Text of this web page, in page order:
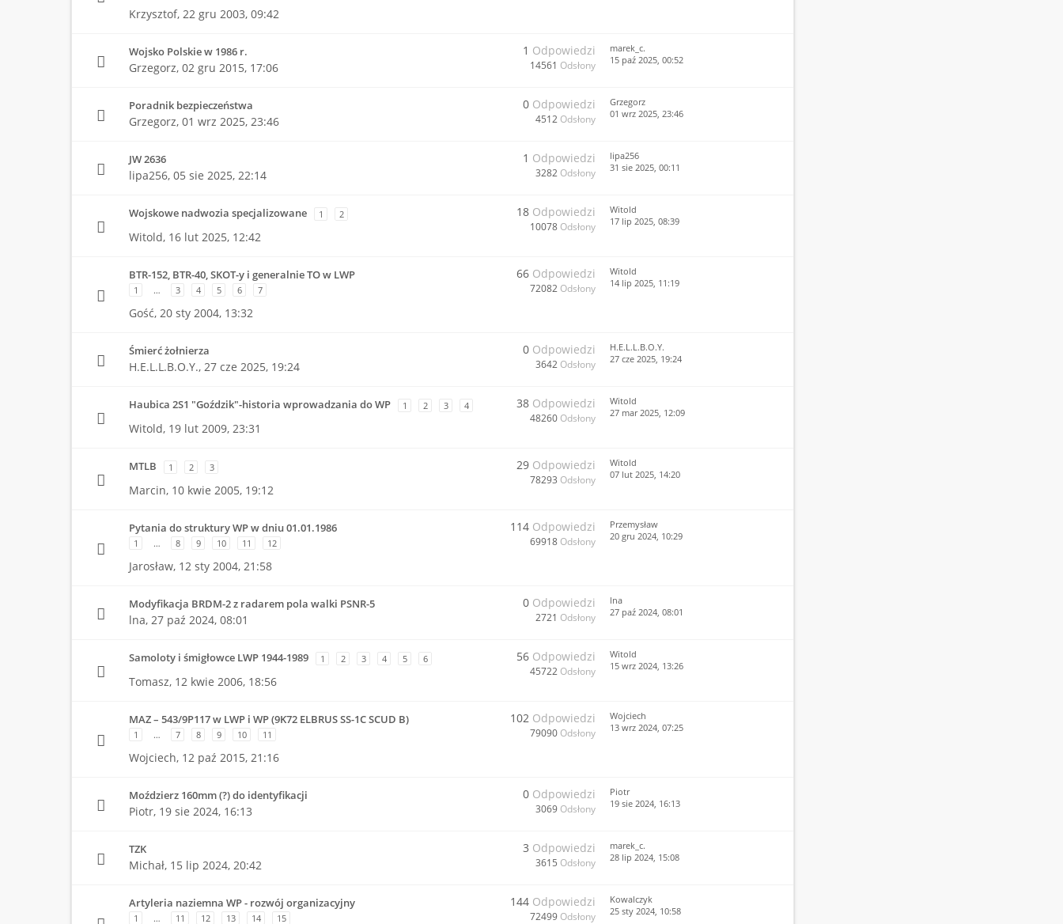
Krzysztof, 22 gru 2003, 09:42
Wojsko Polskie w 1986 r.
Grzegorz, 02 gru 2015, 17:06
1 Odpowiedzi
14561 Odsłony
marek_c.
15 paź 2025, 00:52
Poradnik bezpieczeństwa
Grzegorz, 01 wrz 2025, 23:46
0 Odpowiedzi
4512 Odsłony
Grzegorz
01 wrz 2025, 23:46
JW 2636
lipa256, 05 sie 2025, 22:14
1 Odpowiedzi
3282 Odsłony
lipa256
31 sie 2025, 00:11
Wojskowe nadwozia specjalizowane 1 2
Witold, 16 lut 2025, 12:42
18 Odpowiedzi
10078 Odsłony
Witold
17 lip 2025, 08:39
BTR-152, BTR-40, SKOT-y i generalnie TO w LWP
1 … 3 4 5 6 7
Gość, 20 sty 2004, 13:32
66 Odpowiedzi
72082 Odsłony
Witold
14 lip 2025, 11:19
Śmierć żołnierza
H.E.L.L.B.O.Y., 27 cze 2025, 19:24
0 Odpowiedzi
3642 Odsłony
H.E.L.L.B.O.Y.
27 cze 2025, 19:24
Haubica 2S1 "Goździk"-historia wprowadzania do WP 1 2 3 4
Witold, 19 lut 2009, 23:31
38 Odpowiedzi
48260 Odsłony
Witold
27 mar 2025, 12:09
MTLB 1 2 3
Marcin, 10 kwie 2005, 19:12
29 Odpowiedzi
78293 Odsłony
Witold
07 lut 2025, 14:20
Pytania do struktury WP w dniu 01.01.1986
1 … 8 9 10 11 12
Jarosław, 12 sty 2004, 21:58
114 Odpowiedzi
69918 Odsłony
Przemysław
20 gru 2024, 10:29
Modyfikacja BRDM-2 z radarem pola walki PSNR-5
lna, 27 paź 2024, 08:01
0 Odpowiedzi
2721 Odsłony
lna
27 paź 2024, 08:01
Samoloty i śmigłowce LWP 1944-1989 1 2 3 4 5 6
Tomasz, 12 kwie 2006, 18:56
56 Odpowiedzi
45722 Odsłony
Witold
15 wrz 2024, 13:26
MAZ – 543/9P117 w LWP i WP (9K72 ELBRUS SS-1C SCUD B)
1 … 7 8 9 10 11
Wojciech, 12 paź 2015, 21:16
102 Odpowiedzi
79090 Odsłony
Wojciech
13 wrz 2024, 07:25
Moździerz 160mm (?) do identyfikacji
Piotr, 19 sie 2024, 16:13
0 Odpowiedzi
3069 Odsłony
Piotr
19 sie 2024, 16:13
TZK
Michał, 15 lip 2024, 20:42
3 Odpowiedzi
3615 Odsłony
marek_c.
28 lip 2024, 15:08
Artyleria naziemna WP - rozwój organizacyjny
1 … 11 12 13 14 15
144 Odpowiedzi
72499 Odsłony
Kowalczyk
25 sty 2024, 10:58